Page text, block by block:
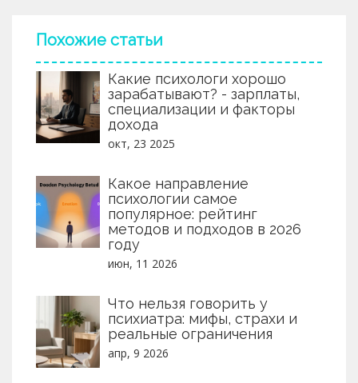
Похожие статьи
Какие психологи хорошо
зарабатывают? - зарплаты,
специализации и факторы
дохода
окт, 23 2025
Какое направление
психологии самое
популярное: рейтинг
методов и подходов в 2026
году
июн, 11 2026
Что нельзя говорить у
психиатра: мифы, страхи и
реальные ограничения
апр, 9 2026